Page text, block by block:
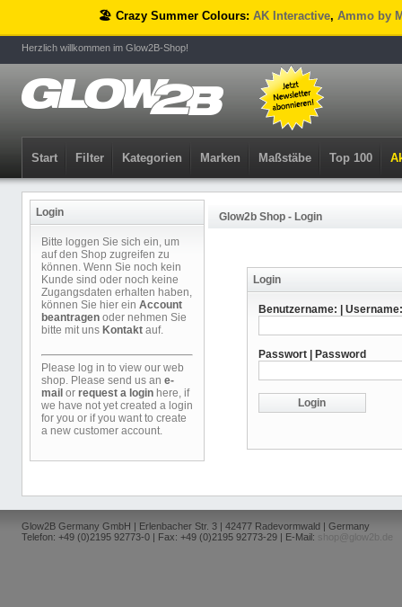
🏖️ Crazy Summer Colours:AK Interactive,Ammo by
Herzlich willkommen im Glow2B-Shop!
Start Filter Kategorien Marken Maßstäbe Top 100
Login
Bitte loggen Sie sich ein, um
auf den Shop zugreifen zu
können. Wenn Sie noch kein
Kunde sind oder noch keine
Zugangsdaten erhalten haben,
können Sie hier ein Account
beantragen oder nehmen Sie
bitte mit uns Kontakt auf.
Please log in to view our web
shop. Please send us an e-
mail or request a login here, if
we have not yet created a login
for you or if you want to create
a new customer account.
Glow2b Shop - Login
Login
Benutzername: | Username:
Passwort | Password
Glow2B Germany GmbH | Erlenbacher Str. 3 | 42477 Radevormwald | Germany
Telefon: +49 (0)2195 92773-0 | Fax: +49 (0)2195 92773-29 | E-Mail:
shop@glow2b.de